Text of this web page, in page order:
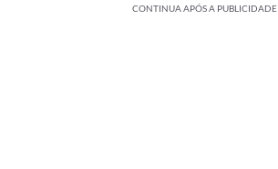
CONTINUA APÓS A PUBLICIDADE